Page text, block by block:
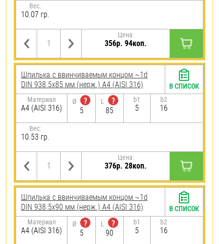
Вес:
10.07 гр.
Цена:
356р. 94коп.
Шпилька c ввинчиваемым концом ~1d
DIN 938 5х85 мм (нерж.) A4 (AISI 316)
Материал
A4 (AISI 316)
Ø
?
5
L
?
85
b1
5
b2
16
Вес:
10.53 гр.
Цена:
376р. 28коп.
В СПИСОК
Шпилька c ввинчиваемым концом ~1d
DIN 938 5х90 мм (нерж.) A4 (AISI 316)
Материал
A4 (AISI 316)
Ø
?
5
L
?
90
b1
5
b2
16
В СПИСОК